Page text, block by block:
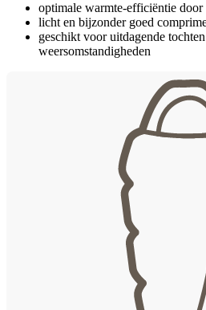
optimale warmte-efficiëntie
licht en bijzonder goed
geschikt voor uitdagende
weersomstandigheden